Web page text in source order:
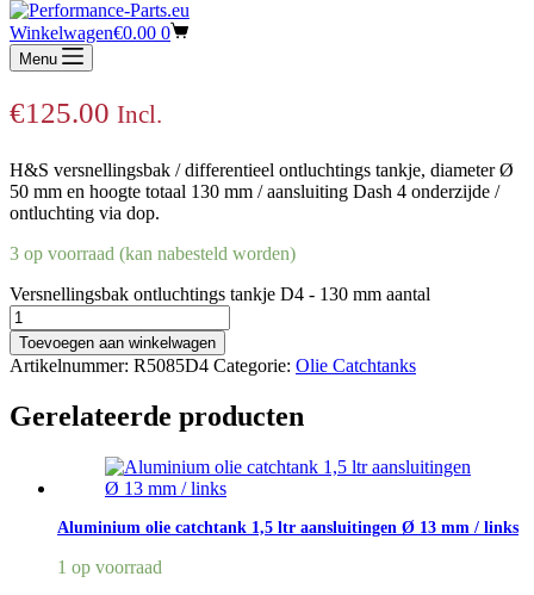
Winkelwagen€0.00 0
Menu
Versnellingsbak ontluchtings tankje D4 –
130 mm
€125.00 Incl.
H&S versnellingsbak / differentieel ontluchtings tankje, diameter Ø
50 mm en hoogte totaal 130 mm / aansluiting Dash 4 onderzijde /
ontluchting via dop.
3 op voorraad (kan nabesteld worden)
Versnellingsbak ontluchtings tankje D4 - 130 mm aantal
Toevoegen aan winkelwagen
Artikelnummer: R5085D4 Categorie: Olie Catchtanks
Gerelateerde producten
Aluminium olie catchtank 1,5 ltr aansluitingen Ø 13 mm / links
1 op voorraad